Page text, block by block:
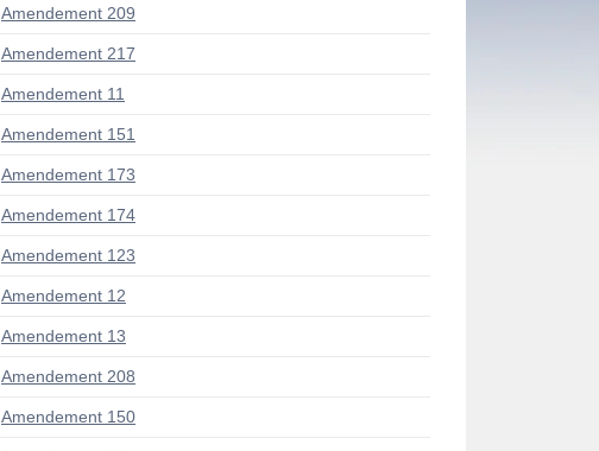
Amendement 209
Amendement 217
Amendement 11
Amendement 151
Amendement 173
Amendement 174
Amendement 123
Amendement 12
Amendement 13
Amendement 208
Amendement 150